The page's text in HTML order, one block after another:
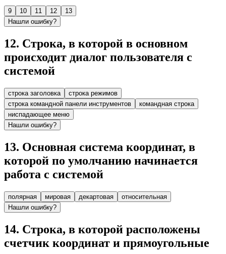
9 10 11 12
13
Нашли ошибку?
12. Строка, в которой в основном
происходит диалог пользователя с
системой
строка заголовка
строка режимов
строка командной панели инструментов
командная строка
ниспадающее меню
Нашли ошибку?
13. Основная система координат, в
которой по умолчанию начинается
работа с системой
полярная мировая декартовая
относительная
Нашли ошибку?
14. Строка, в которой расположены
счетчик координат и прямоугольные